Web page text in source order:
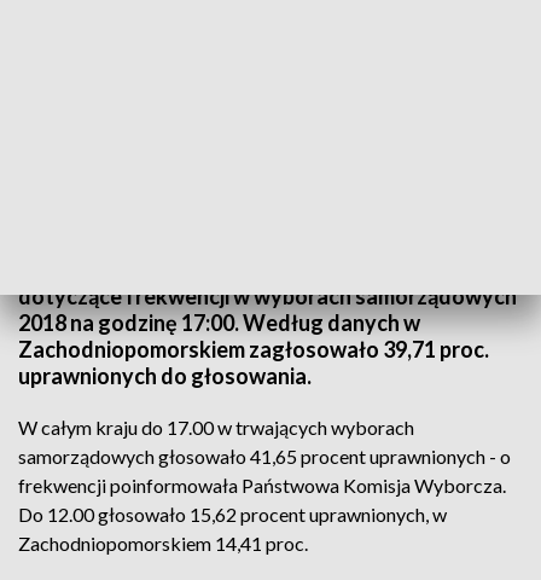
dotyczące frekwencji w wyborach samorządowych
2018 na godzinę 17:00. Według danych w
Zachodniopomorskiem zagłosowało 39,71 proc.
uprawnionych do głosowania.
W całym kraju do 17.00 w trwających wyborach
samorządowych głosowało 41,65 procent uprawnionych - o
frekwencji poinformowała Państwowa Komisja Wyborcza.
Do 12.00 głosowało 15,62 procent uprawnionych, w
Zachodniopomorskiem 14,41 proc.